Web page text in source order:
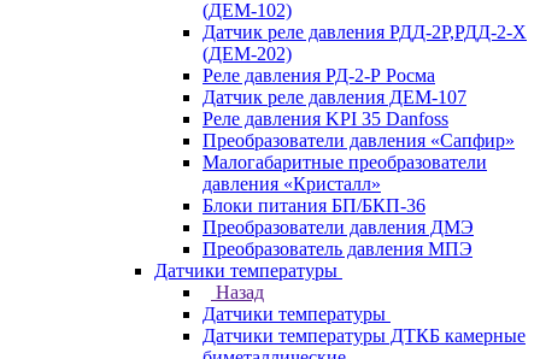
(ДЕМ-102)
Датчик реле давления РДД-2Р,РДД-2-Х
(ДЕМ-202)
Реле давления РД-2-Р Росма
Датчик реле давления ДЕМ-107
Реле давления KPI 35 Danfoss
Преобразователи давления «Сапфир»
Малогабаритные преобразователи
давления «Кристалл»
Блоки питания БП/БКП-36
Преобразователи давления ДМЭ
Преобразователь давления МПЭ
Датчики температуры
Назад
Датчики температуры
Датчики температуры ДТКБ камерные